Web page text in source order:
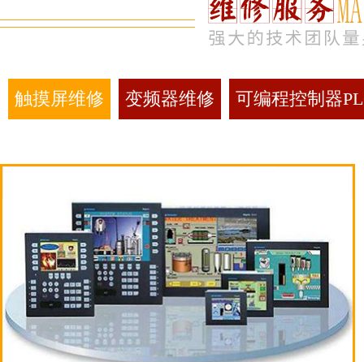
触摸屏维修 变频器维修 可编程控制器